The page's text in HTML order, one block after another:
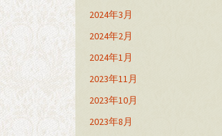
2024年3月
2024年2月
2024年1月
2023年11月
2023年10月
2023年8月